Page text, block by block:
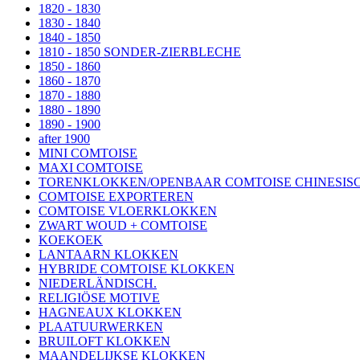
1820 - 1830
1830 - 1840
1840 - 1850
1810 - 1850 SONDER-ZIERBLECHE
1850 - 1860
1860 - 1870
1870 - 1880
1880 - 1890
1890 - 1900
after 1900
MINI COMTOISE
MAXI COMTOISE
TORENKLOKKEN/OPENBAAR COMTOISE
COMTOISE EXPORTEREN
COMTOISE VLOERKLOKKEN
ZWART WOUD + COMTOISE
KOEKOEK
LANTAARN KLOKKEN
HYBRIDE COMTOISE KLOKKEN
NIEDERLÄNDISCH.
RELIGIÖSE MOTIVE
HAGNEAUX KLOKKEN
PLAATUURWERKEN
BRUILOFT KLOKKEN
MAANDELIJKSE KLOKKEN